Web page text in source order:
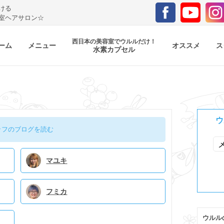
る
ヘアサロン☆
ム メニュー 西日本の美容室でウルルだけ！
水素カプセル オススメ
のブログを読む
マユキ
フミカ
ウルル